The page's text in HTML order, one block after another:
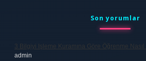
Son yorumlar
3 Bilgiyi Işleme Kuramına Göre Öğrenme Nasıl
admin